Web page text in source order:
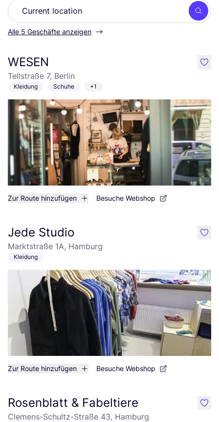
Alle 5 Geschäfte anzeigen
WESEN
Tellstraße 7, Berlin
Kleidung Schuhe +1
Zur Route hinzufügen Besuche Webshop
like
Jede Studio
Marktstraße 1A, Hamburg
Kleidung
Zur Route hinzufügen Besuche Webshop
like
Rosenblatt & Fabeltiere
Clemens-Schultz-Straße 43, Hamburg
like